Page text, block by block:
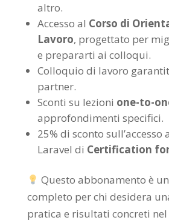
altro.
Accesso al Corso di
Lavoro, progettato per
e prepararti ai colloqui.
Colloquio di lavoro
partner.
Sconti su lezioni one-to-
approfondimenti specifici.
25% di sconto sull’accesso
Laravel di Certification
Questo abbonamento è
completo per chi desidera
pratica e risultati concreti